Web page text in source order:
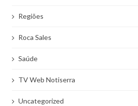
Regiões
Roca Sales
Saúde
TV Web Notiserra
Uncategorized